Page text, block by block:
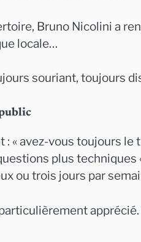
Bruno Nicolini a
locale…
souriant, toujours
« avez-vous toujours le
plus
ou trois jours par